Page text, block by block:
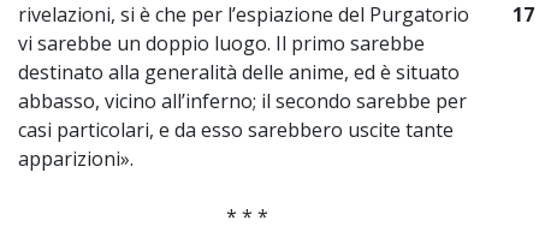
rivelazioni, si è che per l’espiazione del Purgatorio
vi sarebbe un doppio luogo. Il primo sarebbe
destinato alla generalità delle anime, ed è situato
abbasso, vicino all’inferno; il secondo sarebbe per
casi particolari, e da esso sarebbero uscite tante
apparizioni».
* * *
17